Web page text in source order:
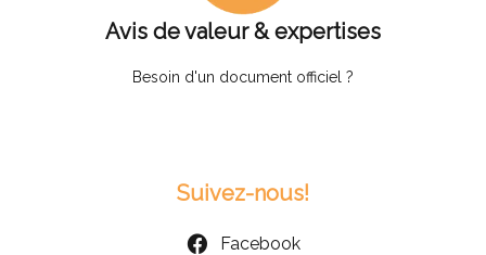
Avis de valeur & expertises
Besoin d'un document officiel ?
Suivez-nous!
Facebook